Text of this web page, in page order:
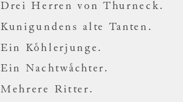
Drei Herren von Thurneck.
Kunigundens alte Tanten.
Ein Koͤhlerjunge.
Ein Nachtwaͤchter.
Mehrere Ritter.